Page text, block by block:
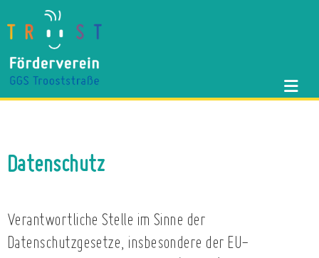
Datenschutz
Verantwortliche Stelle im Sinne der
Datenschutzgesetze, insbesondere der EU-